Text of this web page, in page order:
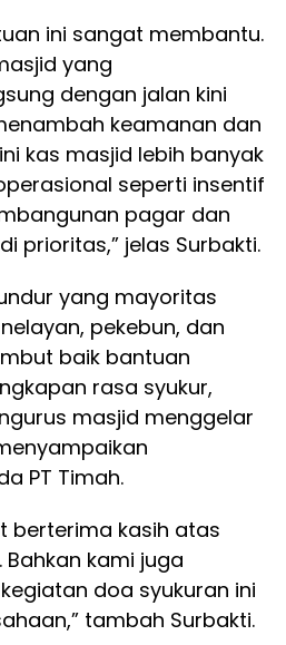
ini sangat membantu.
yang
dengan jalan kini
keamanan dan
kas masjid lebih banyak
seperti insentif
pagar dan
prioritas,” jelas Surbakti.
yang mayoritas
pekebun, dan
baik bantuan
rasa syukur,
masjid menggelar
PT Timah.
berterima kasih atas
Bahkan kami juga
doa syukuran ini
tambah Surbakti.